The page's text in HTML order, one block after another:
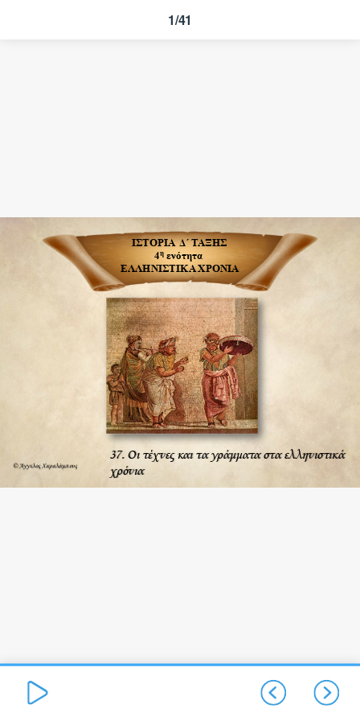
ΙΣΤΟΡΙΑ Δ΄ ΤΑΞΗΣ
4η ενότητα
ΕΛΛΗΝΙΣΤΙΚΑ ΧΡΟΝΙΑ
37. Οι τέχνες και τα γράμματα στα ελληνιστικά
χρόνια
37. Οι τέχνες και τα γράμματα στα ελληνιστικά
χρόνια
© Άγγελος Χαραλάμπους
© Άγγελος Χαραλάμπους
1/41